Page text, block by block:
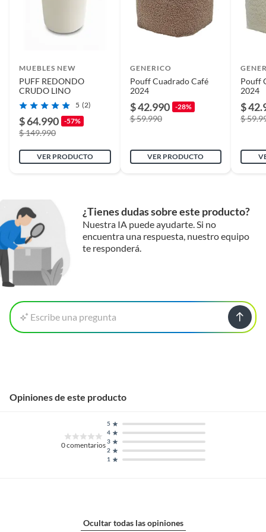
Complementa tu
Puff tela
Para complementar tu puff, te recomendamos visitar
nuestra sección de mesas de centro, laterales y arrimos,
ideales para colocar bebidas o elementos decorativos
cerca de tu nuevo puff. También puedes encontrar
futones y sofacamas para crear un ambiente acogedor y
funcional en tu hogar. Y para darle el toque final, nuestras
confortable.
MUEBLES NEW
PUFF REDONDO
CRUDO LINO
5 (2)
$ 64.990 -57%
$ 149.990
VER PRODUCTO
GENERICO
Pouff Cuadrado Café
2024
$ 42.990 -28%
$ 59.990
VER PRODUCTO
Pouff
2024
$
$
¿Tienes dudas sobre este producto?
Nuestra IA puede ayudarte. Si no
encuentra una respuesta, nuestro equipo
te responderá.
Escribe una pregunta
Opiniones de este producto
0comentarios
1
2
3
4
5
Ocultar todas las opiniones